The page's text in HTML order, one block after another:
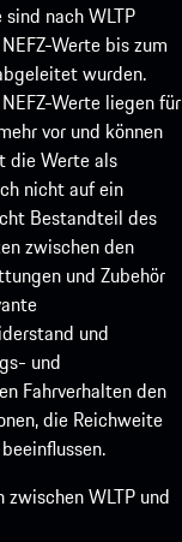
nach WLTP
Werte bis zum
wurden.
Werte liegen für
vor und können
die Werte als
nicht auf ein
Bestandteil des
zwischen den
und Zubehör
und
und
Fahrverhalten den
die Reichweite
WLTP und